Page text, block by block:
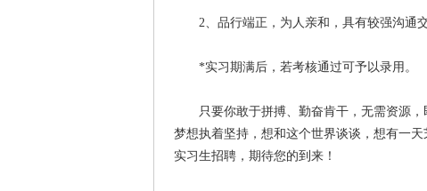
2、品行端正，为人亲和，具有较强沟通交
*实习期满后，若考核通过可予以录用。
只要你敢于拼搏、勤奋肯干，无需资源，
梦想执着坚持，想和这个世界谈谈，想有一
实习生招聘，期待您的到来！